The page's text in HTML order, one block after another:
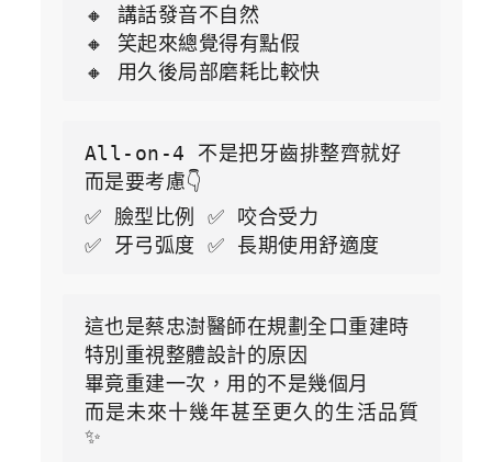
🔸 講話發音不自然
🔸 笑起來總覺得有點假
🔸 用久後局部磨耗比較快
All-on-4 不是把牙齒排整齊就好
而是要考慮👇
✅ 臉型比例 ✅ 咬合受力
✅ 牙弓弧度 ✅ 長期使用舒適度
這也是蔡忠澍醫師在規劃全口重建時
特別重視整體設計的原因
畢竟重建一次，用的不是幾個月
而是未來十幾年甚至更久的生活品質
✨